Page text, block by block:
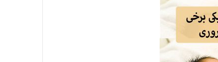
روغن زیتون غذای معروف پیامبران
مقاله شماره سی و ششم :سم دیازینون با تاثیر
بر سیستم عصبی مرکزی و محیطی باعث